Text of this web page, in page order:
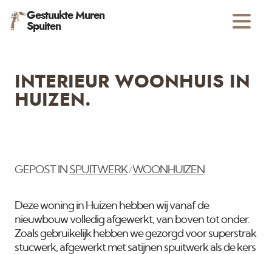
Gestuukte Muren
Spuiten
INTERIEUR WOONHUIS IN
HUIZEN.
GEPOST IN SPUITWERK/WOONHUIZEN
Deze woning in Huizen hebben wij vanaf de
nieuwbouw volledig afgewerkt, van boven tot onder.
Zoals gebruikelijk hebben we gezorgd voor superstrak
stucwerk, afgewerkt met satijnen spuitwerk als de kers